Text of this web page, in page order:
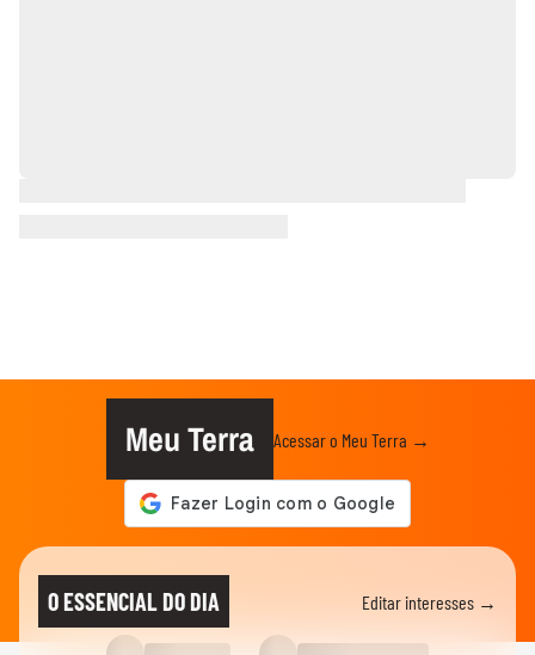
Meu Terra Acessar o Meu Terra →
O ESSENCIAL DO DIA Editar interesses →